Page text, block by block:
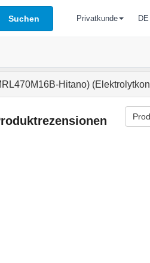
Suchen Privatkunde DE
Hitano)